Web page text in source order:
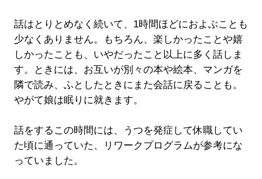
話はとりとめなく続いて、1時間ほどにおよぶことも
少なくありません。もちろん、楽しかったことや嬉
しかったことも、いやだったこと以上に多く話しま
す。ときには、お互いが別々の本や絵本、マンガを
隣で読み、ふとしたときにまた会話に戻ることも。
やがて娘は眠りに就きます。
話をするこの時間には、うつを発症して休職してい
た頃に通っていた、リワークプログラムが参考にな
っていました。